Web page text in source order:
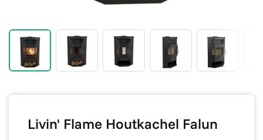
Livin' Flame Houtkachel Falun